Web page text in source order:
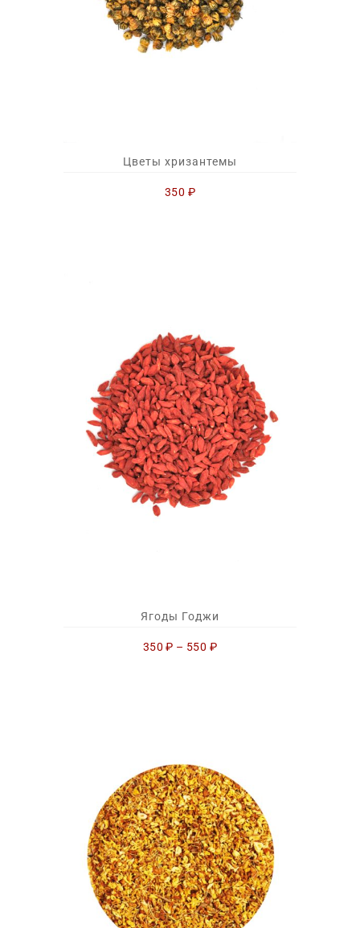
Цветы хризантемы
350 ₽
Ягоды Годжи
350₽ – 550 ₽